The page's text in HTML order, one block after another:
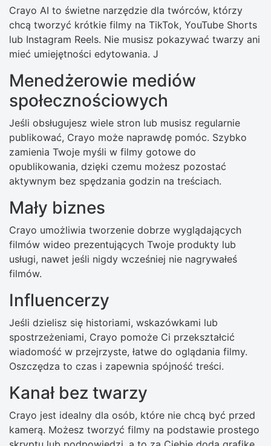
Crayo AI to świetne narzędzie dla twórców, którzy
chcą tworzyć krótkie filmy na TikTok, YouTube Shorts
lub Instagram Reels. Nie musisz pokazywać twarzy ani
mieć umiejętności edytowania. J
Menedżerowie mediów
społecznościowych
Jeśli obsługujesz wiele stron lub musisz regularnie
publikować, Crayo może naprawdę pomóc. Szybko
zamienia Twoje myśli w filmy gotowe do
opublikowania, dzięki czemu możesz pozostać
aktywnym bez spędzania godzin na treściach.
Mały biznes
Crayo umożliwia tworzenie dobrze wyglądających
filmów wideo prezentujących Twoje produkty lub
usługi, nawet jeśli nigdy wcześniej nie nagrywałeś
filmów.
Influencerzy
Jeśli dzielisz się historiami, wskazówkami lub
spostrzeżeniami, Crayo pomoże Ci przekształcić
wiadomość w przejrzyste, łatwe do oglądania filmy.
Oszczędza to czas i zapewnia spójność treści.
Kanał bez twarzy
Crayo jest idealny dla osób, które nie chcą być przed
kamerą. Możesz tworzyć filmy na podstawie prostego